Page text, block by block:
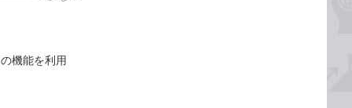
機能を利用